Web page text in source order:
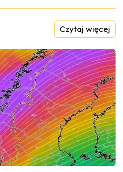
Czytaj więcej